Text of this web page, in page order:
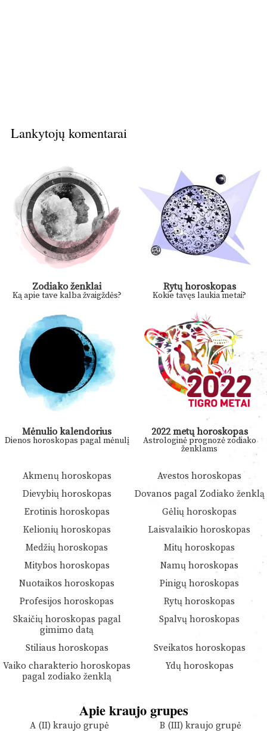
Lankytojų komentarai
Zodiako ženklai
Ką apie tave kalba žvaigždės?
Rytų horoskopas
Kokie tavęs laukia metai?
Mėnulio kalendorius
Dienos horoskopas pagal mėnulį
2022 metų horoskopas
Astrologinė prognozė zodiako
ženklams
Akmenų horoskopas
Avestos horoskopas
Dievybių horoskopas
Dovanos pagal Zodiako ženklą
Erotinis horoskopas
Gėlių horoskopas
Kelionių horoskopas
Laisvalaikio horoskopas
Medžių horoskopas
Mitų horoskopas
Mitybos horoskopas
Namų horoskopas
Nuotaikos horoskopas
Pinigų horoskopas
Profesijos horoskopas
Rytų horoskopas
Skaičių horoskopas pagal
gimimo datą
Spalvų horoskopas
Stiliaus horoskopas
Sveikatos horoskopas
Vaiko charakterio horoskopas
pagal zodiako ženklą
Ydų horoskopas
Apie kraujo grupes
A (II) kraujo grupė
B (III) kraujo grupė